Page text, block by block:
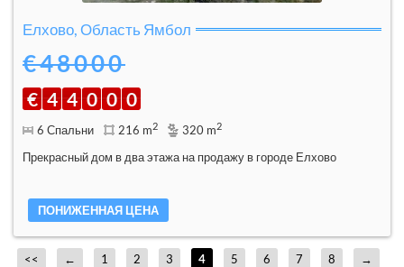
Елхово, Область Ямбол
€48000
€ 4 4 0 0 0
6 Спальни 216 m2 320 m2
Прекрасный дом в два этажа на продажу в городе Елхово
ПОНИЖЕННАЯ ЦЕНА
<< ← 1 2 3 4 5 6 7 8
→